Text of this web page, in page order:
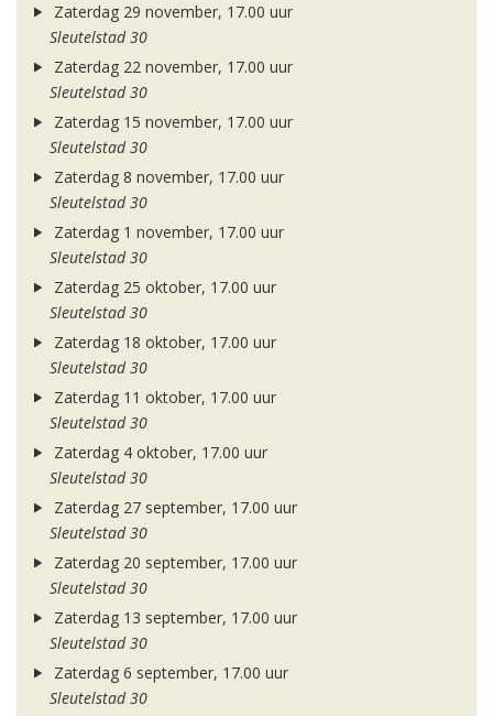
Zaterdag 29 november, 17.00 uur
Sleutelstad 30
Zaterdag 22 november, 17.00 uur
Sleutelstad 30
Zaterdag 15 november, 17.00 uur
Sleutelstad 30
Zaterdag 8 november, 17.00 uur
Sleutelstad 30
Zaterdag 1 november, 17.00 uur
Sleutelstad 30
Zaterdag 25 oktober, 17.00 uur
Sleutelstad 30
Zaterdag 18 oktober, 17.00 uur
Sleutelstad 30
Zaterdag 11 oktober, 17.00 uur
Sleutelstad 30
Zaterdag 4 oktober, 17.00 uur
Sleutelstad 30
Zaterdag 27 september, 17.00 uur
Sleutelstad 30
Zaterdag 20 september, 17.00 uur
Sleutelstad 30
Zaterdag 13 september, 17.00 uur
Sleutelstad 30
Zaterdag 6 september, 17.00 uur
Sleutelstad 30